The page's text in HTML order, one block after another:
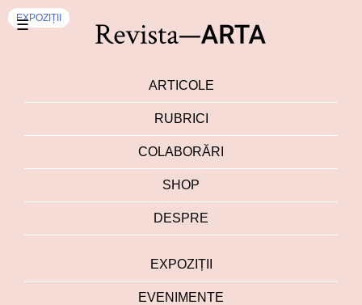
☰
ARTICOLE
RUBRICI
COLABORĂRI
SHOP
DESPRE
EXPOZIȚII
EVENIMENTE
EXPOZIȚII
EXPOZIȚII